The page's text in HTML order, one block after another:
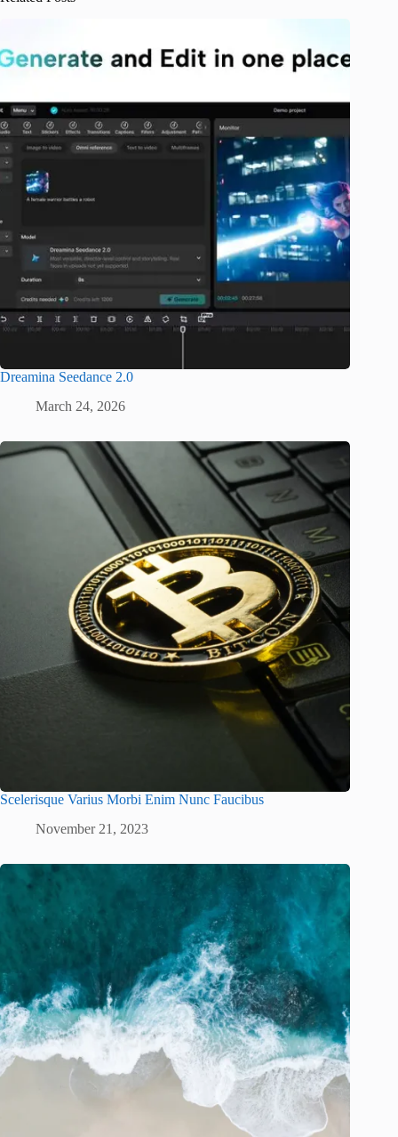
Dreamina Seedance 2.0
March 24, 2026
Scelerisque Varius Morbi Enim Nunc Faucibus
November 21, 2023